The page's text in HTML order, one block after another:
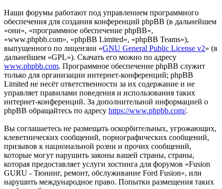
Наши форумы работают под управлением программного
обеспечения для создания конференций phpBB (в дальнейшем
«они», «программное обеспечение phpBB»,
«www.phpbb.com», «phpBB Limited», «phpBB Teams»),
выпущенного по лицензии «GNU General Public License v2» (в
дальнейшем «GPL»). Скачать его можно по адресу
www.phpbb.com. Программное обеспечение phpBB служит
только для организации интернет-конференций; phpBB
Limited не несёт ответственности за их содержание и не
управляет правилами поведения и использования таких
интернет-конференций. За дополнительной информацией о
phpBB обращайтесь по адресу https://www.phpbb.com/.
Вы соглашаетесь не размещать оскорбительных, угрожающих,
клеветнических сообщений, порнографических сообщений,
призывов к национальной розни и прочих сообщений,
которые могут нарушить законы вашей страны, страны,
которая предоставляет услуги хостинга для форумов «Fusion
GURU - Тюнинг, ремонт, обслуживание Ford Fusion», или
нарушить международное право. Попытки размещения таких